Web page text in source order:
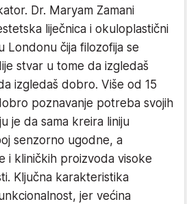
Dr. Maryam Zamani
liječnica i okuloplastični
Londonu čija filozofija se
stvar u tome da izgledaš
izgledaš dobro. Više od 15
poznavanje potreba svojih
je da sama kreira liniju
senzorno ugodne, a
i kliničkih proizvoda visoke
Ključna karakteristika
jer većina